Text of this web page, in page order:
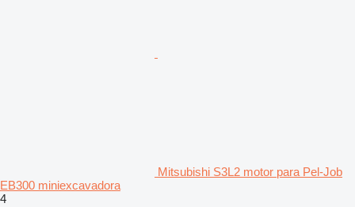
Mitsubishi S3L2 motor para Pel-Job
EB300 miniexcavadora
4